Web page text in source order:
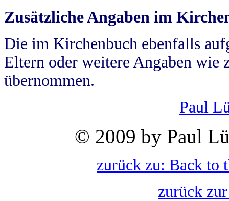
Zusätzliche Angaben im
Die im Kirchenbuch ebenfalls
Eltern oder weitere Angaben wie
übernommen.
Paul
© 2009 by Paul
zurück zu: Back to
zurück